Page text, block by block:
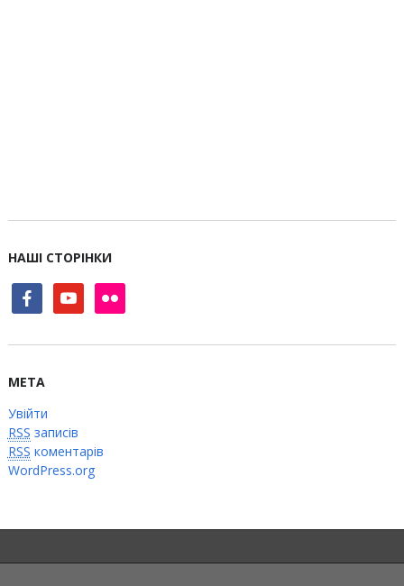
НАШІ СТОРІНКИ
facebookyoutube flickr
МЕТА
Увійти
RSS записів
RSS коментарів
WordPress.org